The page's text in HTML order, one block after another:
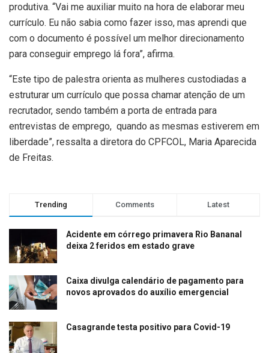
produtiva. “Vai me auxiliar muito na hora de elaborar meu
currículo. Eu não sabia como fazer isso, mas aprendi que
com o documento é possível um melhor direcionamento
para conseguir emprego lá fora”, afirma.
“Este tipo de palestra orienta as mulheres custodiadas a
estruturar um currículo que possa chamar atenção de um
recrutador, sendo também a porta de entrada para
entrevistas de emprego, quando as mesmas estiverem em
liberdade”, ressalta a diretora do CPFCOL, Maria Aparecida
de Freitas.
Trending Comments Latest
Acidente em córrego primavera Rio Bananal
deixa 2 feridos em estado grave
Caixa divulga calendário de pagamento para
novos aprovados do auxílio emergencial
Casagrande testa positivo para Covid-19